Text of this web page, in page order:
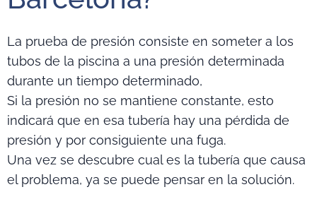
La prueba de presión consiste en someter a los
tubos de la piscina a una presión determinada
durante un tiempo determinado,
Si la presión no se mantiene constante, esto
indicará que en esa tubería hay una pérdida de
presión y por consiguiente una fuga.
Una vez se descubre cual es la tubería que causa
el problema, ya se puede pensar en la solución.